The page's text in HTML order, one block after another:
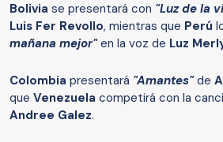
Bolivia se presentará con "Luz de la
Luis Fer Revollo, mientras que Perú
mañana mejor"en la voz de Luz
Colombia presentará "Amantes"de
que Venezuela competirá con la
Andree Galez.